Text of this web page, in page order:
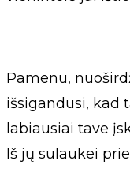
Pamenu,
išsigandusi, kad
labiausiai tave
Iš jų sulaukei